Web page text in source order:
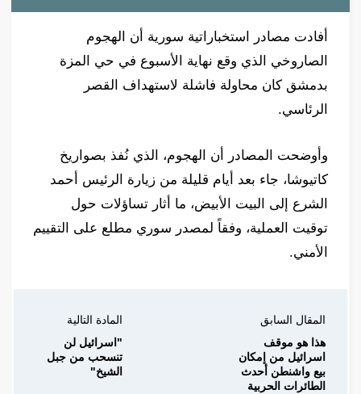
‎أفادت مصادر استخباراتية سورية أن الهجوم
الصاروخي الذي وقع نهاية الأسبوع في حي المزة
بدمشق كان محاولة فاشلة لاستهداف القصر
الرئاسي.
وأوضحت المصادر أن الهجوم، الذي نُفذ بصواريخ
كاتيوشا، جاء بعد أيام قليلة من زيارة الرئيس أحمد
الشرع إلى البيت الأبيض، ما أثار تساؤلات حول
توقيت العملية، وفقاً لمصدر سوري مطلع على التقييم
الأمني.
المقال السابق
هذا هو موقف
اسرائيل من إمكان
بيع واشنطن أحدث
الطائرات الحربية
المادة التالية
"اسرائيل لن
تنسحب من جبل
الشيخ"